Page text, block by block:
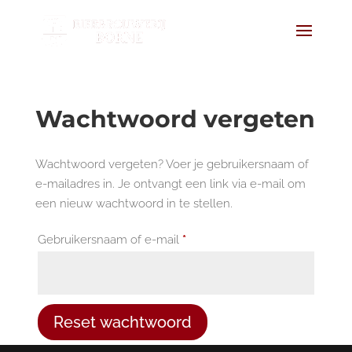
Wachtwoord vergeten
Wachtwoord vergeten? Voer je gebruikersnaam of
e-mailadres in. Je ontvangt een link via e-mail om
een nieuw wachtwoord in te stellen.
Gebruikersnaam of e-mail *Vereist
Reset wachtwoord